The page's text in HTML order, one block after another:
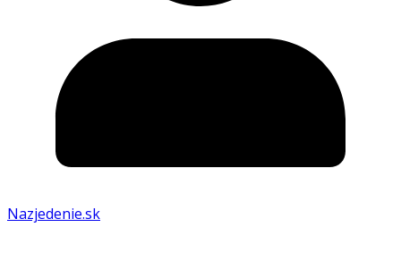
Nazjedenie.sk